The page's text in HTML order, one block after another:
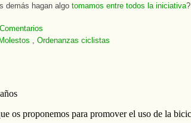
demás hagan algo tomamos entre todos la iniciativa?
, Ordenanzas ciclistas